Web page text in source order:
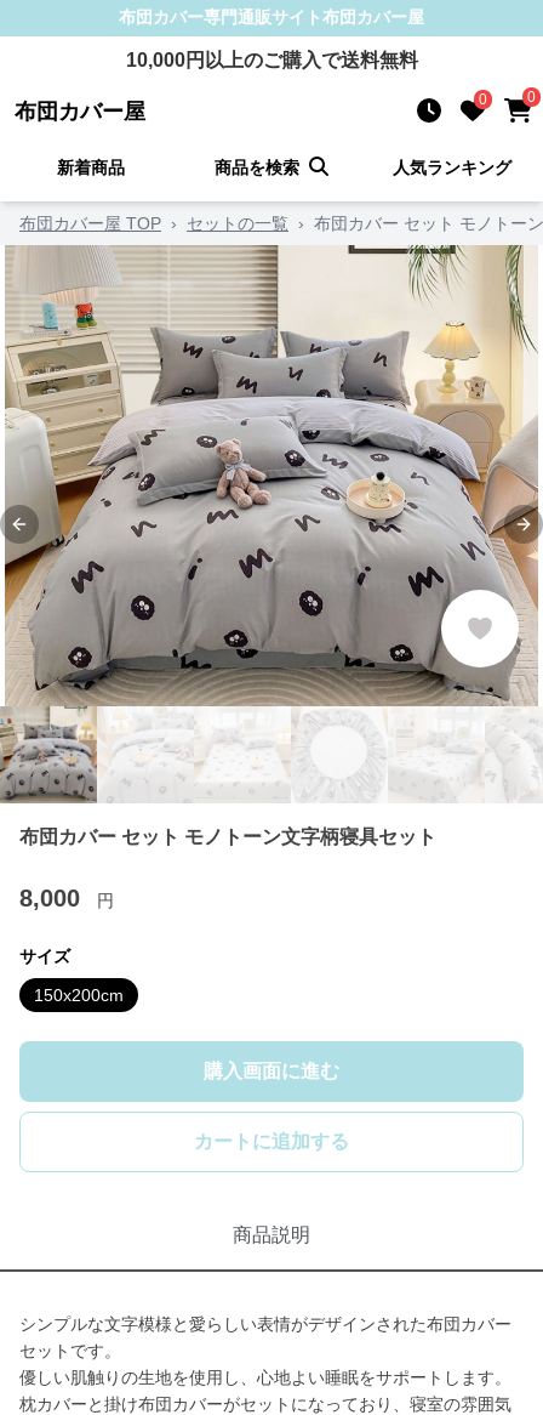
布団カバー専門通販サイト布団カバー屋
10,000円以上のご購入で送料無料
布団カバー屋 0 0
新着商品 商品を検索 人気ランキング
布団カバー屋 TOP › セットの一覧 › 布団カバー セット モノトー
Previous slide
布団カバー セット モノトーン文字柄寝具セット
8,000 円
サイズ
150x200cm
購入画面に進む
カートに追加する
商品説明
シンプルな文字模様と愛らしい表情がデザインされた布団カバー
セットです。
優しい肌触りの生地を使用し、心地よい睡眠をサポートします。
枕カバーと掛け布団カバーがセットになっており、寝室の雰囲気